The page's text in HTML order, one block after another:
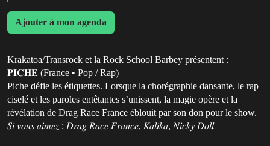
Ajouter à mon agenda
Krakatoa/Transrock et la Rock School Barbey présentent :
𝐏𝐈𝐂𝐇𝐄 (France • Pop / Rap)
Piche défie les étiquettes. Lorsque la chorégraphie dansante, le rap
ciselé et les paroles entêtantes s’unissent, la magie opère et la
révélation de Drag Race France éblouit par son don pour le show.
𝑆𝑖 𝑣𝑜𝑢𝑠 𝑎𝑖𝑚𝑒𝑧 : 𝐷𝑟𝑎𝑔 𝑅𝑎𝑐𝑒 𝐹𝑟𝑎𝑛𝑐𝑒, 𝐾𝑎𝑙𝑖𝑘𝑎, 𝑁𝑖𝑐𝑘𝑦 𝐷𝑜𝑙𝑙